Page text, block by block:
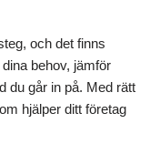
och det finns
behov, jämför
du går in på. Med rätt
hjälper ditt företag